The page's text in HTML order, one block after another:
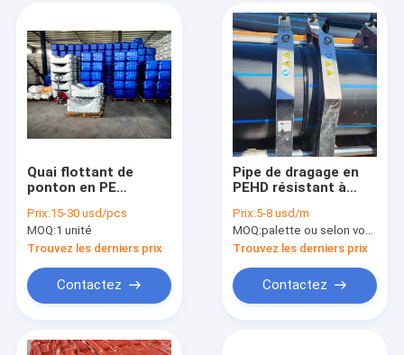
Quai flottant de
ponton en PE
applications de
plate-forme
flottante de marina,
d'aquaculture et de
jet ski
Prix:15-30 usd/pcs
MOQ:1 unité
Trouvez les derniers prix
Contactez
Pipe de dragage en
PEHD résistant à
Pipeline de lisier pour
le transport de
l'extraction de sable
et de boue
Prix:5-8 usd/m
MOQ:palette ou selon vos besoins
Trouvez les derniers prix
Contactez